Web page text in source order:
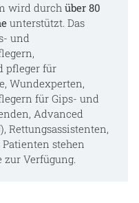
wird durch über 80
unterstützt. Das
und
pfleger für
Wundexperten,
für Gips- und
Advanced
Rettungsassistenten,
stehen
Verfügung.